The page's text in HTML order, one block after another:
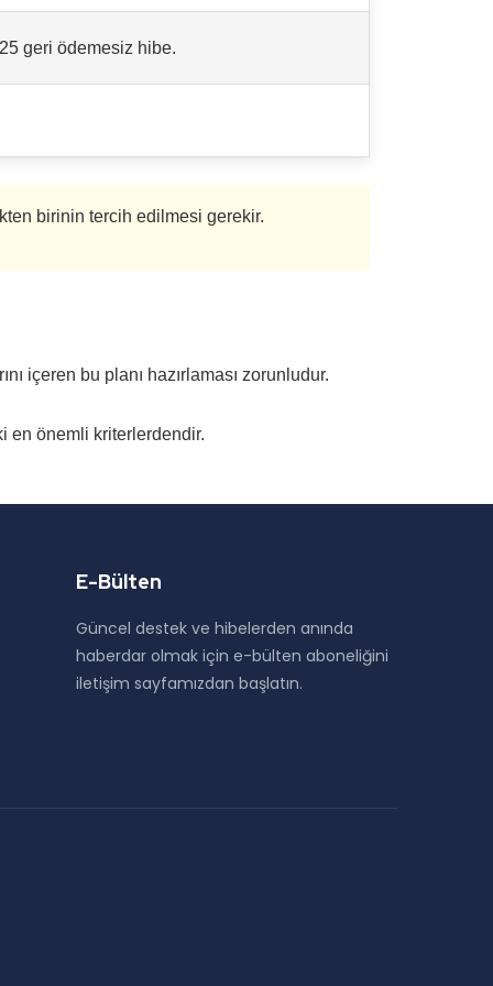
geri ödemesiz hibe.
birinin tercih edilmesi gerekir.
içeren bu planı hazırlaması zorunludur.
en önemli kriterlerdendir.
E-Bülten
Güncel destek ve hibelerden anında
haberdar olmak için e-bülten aboneliğini
iletişim sayfamızdan başlatın.